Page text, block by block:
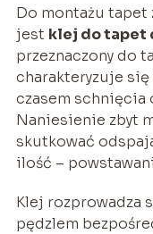
Do montażu tapet
jest klej do tapet
przeznaczony do
charakteryzuje się
czasem schnięcia
Naniesienie zbyt
skutkować
ilość –
Klej rozprowadza
pędzlem